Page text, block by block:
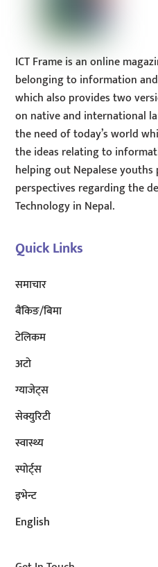
ICT Frame is an online
belonging to information
which also provides two
on native and international
the need of today’s world
the ideas relating to
helping out Nepalese
perspectives regarding the
Technology in Nepal.
Quick Links
समाचार
बैंकिङ/बिमा
टेलिकम
अटाे
ग्याजेट्स
सेक्युरिटी
स्वास्थ्य
स्पोर्ट्स
इभेन्ट
English